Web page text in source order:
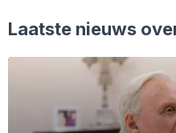
Laatste nieuws